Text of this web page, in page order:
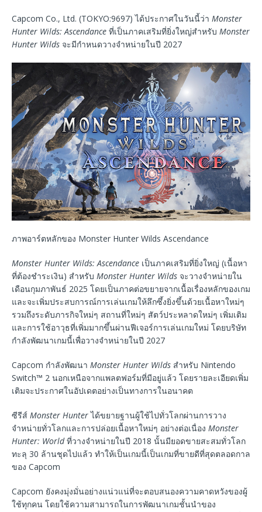
Capcom Co., Ltd. (TOKYO:9697) ได้ประกาศในวันนี้ว่า Monster
Hunter Wilds: Ascendance ที่เป็นภาคเสริมที่ยิ่งใหญ่สำหรับ Monster
Hunter Wilds จะมีกำหนดวางจำหน่ายในปี 2027
ภาพอาร์ตหลักของ Monster Hunter Wilds Ascendance
Monster Hunter Wilds: Ascendance เป็นภาคเสริมที่ยิ่งใหญ่ (เนื้อหา
ที่ต้องชำระเงิน) สำหรับ Monster Hunter Wilds จะวางจำหน่ายใน
เดือนกุมภาพันธ์ 2025 โดยเป็นภาคต่อขยายจากเนื้อเรื่องหลักของเกม
และจะเพิ่มประสบการณ์การเล่นเกมให้ลึกซึ้งยิ่งขึ้นด้วยเนื้อหาใหม่ๆ
รวมถึงระดับภารกิจใหม่ๆ สถานที่ใหม่ๆ สัตว์ประหลาดใหม่ๆ เพิ่มเติม
และการใช้อาวุธที่เพิ่มมากขึ้นผ่านฟีเจอร์การเล่นเกมใหม่ โดยบริษัท
กำลังพัฒนาเกมนี้เพื่อวางจำหน่ายในปี 2027
Capcom กำลังพัฒนา Monster Hunter Wilds สำหรับ Nintendo
Switch™ 2 นอกเหนือจากแพลตฟอร์มที่มีอยู่แล้ว โดยรายละเอียดเพิ่ม
เติมจะประกาศในอัปเดตอย่างเป็นทางการในอนาคต
ซีรีส์ Monster Hunterได้ขยายฐานผู้ใช้ไปทั่วโลกผ่านการวาง
จำหน่ายทั่วโลกและการปล่อยเนื้อหาใหม่ๆ อย่างต่อเนื่อง Monster
Hunter: Worldที่วางจำหน่ายในปี 2018 นั้นมียอดขายสะสมทั่วโลก
ทะลุ 30 ล้านชุดไปแล้ว ทำให้เป็นเกมนี้เป็นเกมที่ขายดีที่สุดตลอดกาล
ของ Capcom
Capcom ยังคงมุ่งมั่นอย่างแน่วแน่ที่จะตอบสนองความคาดหวังของผู้
ใช้ทุกคน โดยใช้ความสามารถในการพัฒนาเกมชั้นนำของ